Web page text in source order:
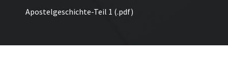
Apostelgeschichte-Teil 1 (.pdf)